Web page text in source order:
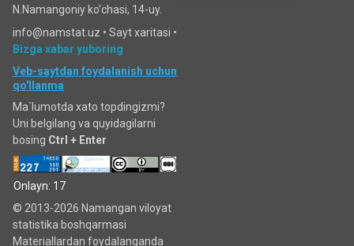
N.Namangoniy ko'chasi, 14-uy.
info@namstat.uz • Sayt xaritasi •
Bizga xabar yuboring
Veb-saytdan foydalanish uchun
qo'llanma
Ma`lumotda xato topdingizmi?
Uni belgilang va quyidagilarni
bosing Ctrl + Enter
Onlayn: 17
© 2013-2026 Namangan viloyat
statistika boshqarmasi
Materiallardan foydalanganda